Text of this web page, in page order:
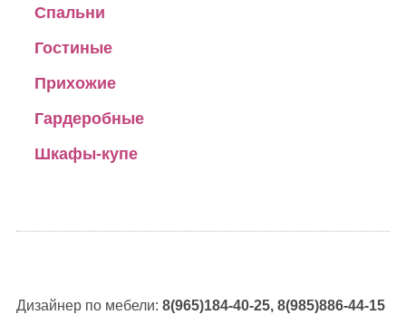
Спальни
Гостиные
Прихожие
Гардеробные
Шкафы-купе
Дизайнер по мебели: 8(965)184-40-25, 8(985)886-44-15